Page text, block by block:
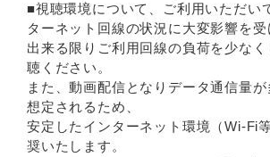
■視聴環境について、ご利用いただい
ターネット回線の状況に大変影響を受
出来る限りご利用回線の負荷を少な
聴ください。
また、動画配信となりデータ通信量
想定されるため、
安定したインターネット環境（Wi-Fi
奨いたします。